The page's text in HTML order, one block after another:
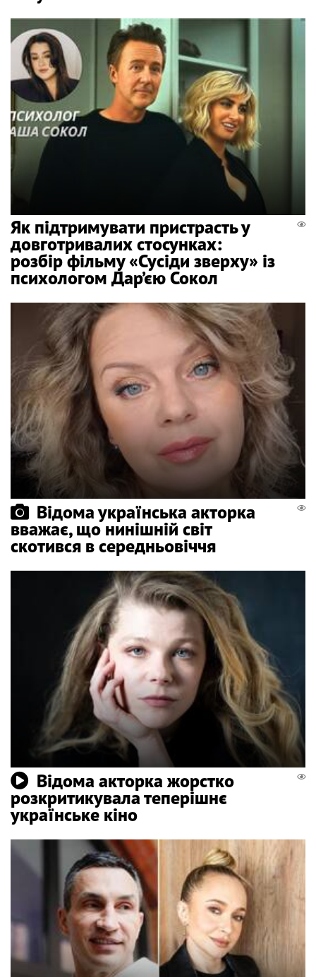
Як підтримувати пристрасть у
довготривалих стосунках:
розбір фільму «Сусіди зверху» із
психологом Дар’єю Сокол
Відома українська акторка
вважає, що нинішній світ
скотився в середньовіччя
Відома акторка жорстко
розкритикувала теперішнє
українське кіно